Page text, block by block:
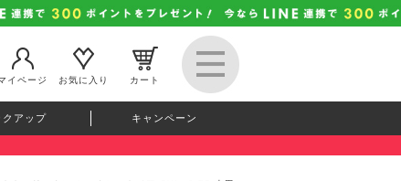
イページ
お気に入り カート
クアップ キャンペーン